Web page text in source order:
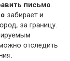
письмо.
забирает и
за границу.
отследить